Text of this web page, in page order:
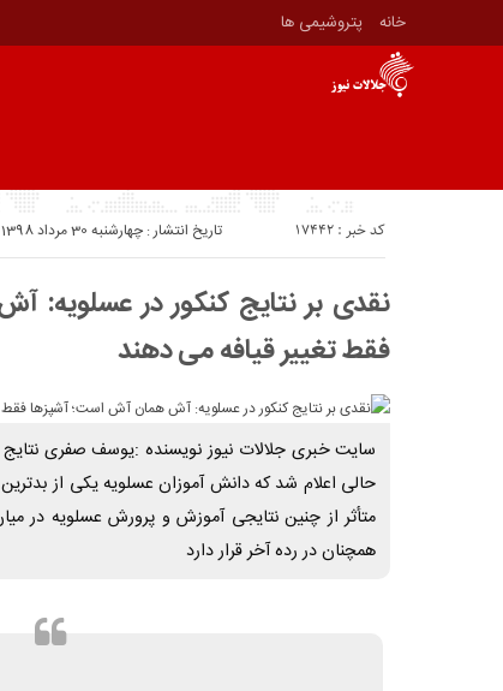
خانه پتروشيمى ها
تاریخ انتشار : چهارشنبه 30 مرداد 1398 - 13:52 کد خبر : 17442
نقدی بر نتایج کنکور در
فقط تغییر قیافه می دهند
حالی اعلام شد که دانش آموزان عسلویه یکی از
متأثر از چنین نتایجی آموزش و پرورش عسلویه در
همچنان در رده آخر قرار دارد